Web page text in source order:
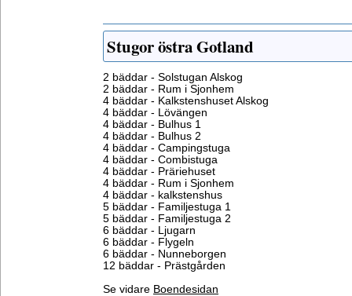
Stugor östra Gotland
2 bäddar - Solstugan Alskog
2 bäddar - Rum i Sjonhem
4 bäddar - Kalkstenshuset Alskog
4 bäddar - Lövängen
4 bäddar - Bulhus 1
4 bäddar - Bulhus 2
4 bäddar - Campingstuga
4 bäddar - Combistuga
4 bäddar - Präriehuset
4 bäddar - Rum i Sjonhem
4 bäddar - kalkstenshus
5 bäddar - Familjestuga 1
5 bäddar - Familjestuga 2
6 bäddar - Ljugarn
6 bäddar - Flygeln
6 bäddar - Nunneborgen
12 bäddar - Prästgården
Se vidare Boendesidan